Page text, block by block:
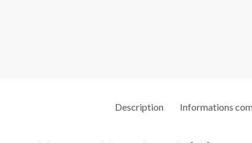
Description Informations